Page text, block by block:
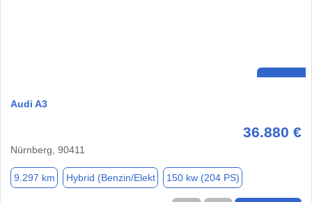
Audi A3
36.880 €
Nürnberg, 90411
9.297 km Hybrid (Benzin/Elekt 150 kw (204 PS)